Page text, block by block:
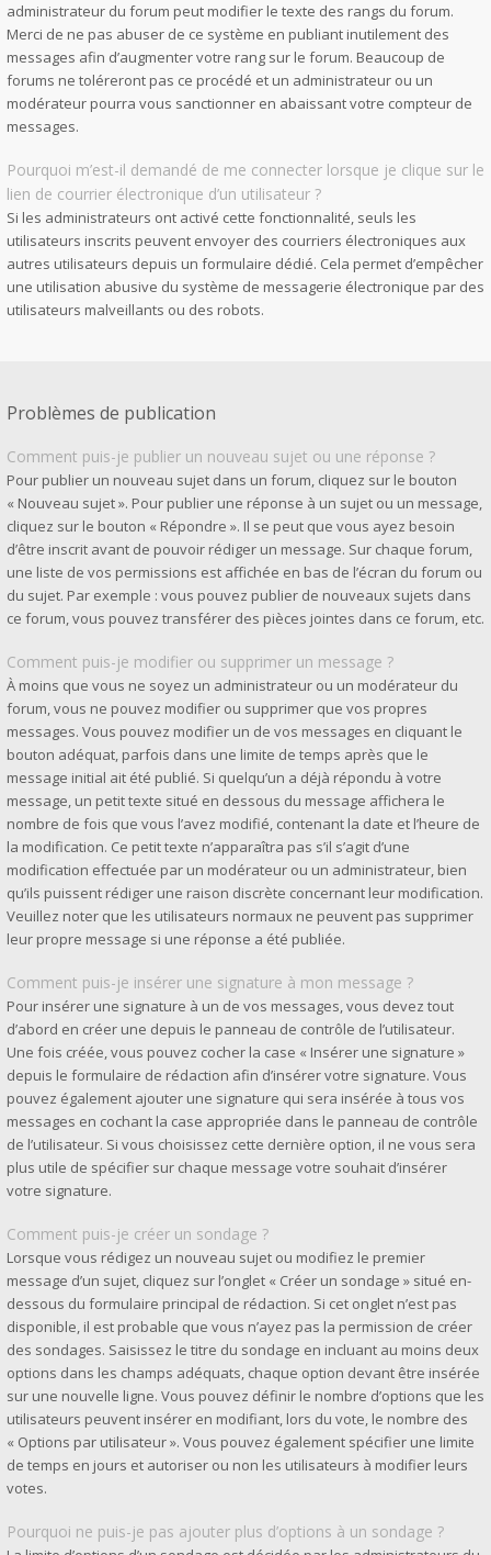
administrateur du forum peut modifier le texte des rangs du forum.
Merci de ne pas abuser de ce système en publiant inutilement des
messages afin d’augmenter votre rang sur le forum. Beaucoup de
forums ne toléreront pas ce procédé et un administrateur ou un
modérateur pourra vous sanctionner en abaissant votre compteur de
messages.
Pourquoi m’est-il demandé de me connecter lorsque je clique sur le
lien de courrier électronique d’un utilisateur ?
Si les administrateurs ont activé cette fonctionnalité, seuls les
utilisateurs inscrits peuvent envoyer des courriers électroniques aux
autres utilisateurs depuis un formulaire dédié. Cela permet d’empêcher
une utilisation abusive du système de messagerie électronique par des
utilisateurs malveillants ou des robots.
Problèmes de publication
Comment puis-je publier un nouveau sujet ou une réponse ?
Pour publier un nouveau sujet dans un forum, cliquez sur le bouton
« Nouveau sujet ». Pour publier une réponse à un sujet ou un message,
cliquez sur le bouton « Répondre ». Il se peut que vous ayez besoin
d’être inscrit avant de pouvoir rédiger un message. Sur chaque forum,
une liste de vos permissions est affichée en bas de l’écran du forum ou
du sujet. Par exemple : vous pouvez publier de nouveaux sujets dans
ce forum, vous pouvez transférer des pièces jointes dans ce forum, etc.
Comment puis-je modifier ou supprimer un message ?
À moins que vous ne soyez un administrateur ou un modérateur du
forum, vous ne pouvez modifier ou supprimer que vos propres
messages. Vous pouvez modifier un de vos messages en cliquant le
bouton adéquat, parfois dans une limite de temps après que le
message initial ait été publié. Si quelqu’un a déjà répondu à votre
message, un petit texte situé en dessous du message affichera le
nombre de fois que vous l’avez modifié, contenant la date et l’heure de
la modification. Ce petit texte n’apparaîtra pas s’il s’agit d’une
modification effectuée par un modérateur ou un administrateur, bien
qu’ils puissent rédiger une raison discrète concernant leur modification.
Veuillez noter que les utilisateurs normaux ne peuvent pas supprimer
leur propre message si une réponse a été publiée.
Comment puis-je insérer une signature à mon message ?
Pour insérer une signature à un de vos messages, vous devez tout
d’abord en créer une depuis le panneau de contrôle de l’utilisateur.
Une fois créée, vous pouvez cocher la case « Insérer une signature »
depuis le formulaire de rédaction afin d’insérer votre signature. Vous
pouvez également ajouter une signature qui sera insérée à tous vos
messages en cochant la case appropriée dans le panneau de contrôle
de l’utilisateur. Si vous choisissez cette dernière option, il ne vous sera
plus utile de spécifier sur chaque message votre souhait d’insérer
votre signature.
Comment puis-je créer un sondage ?
Lorsque vous rédigez un nouveau sujet ou modifiez le premier
message d’un sujet, cliquez sur l’onglet « Créer un sondage » situé en-
dessous du formulaire principal de rédaction. Si cet onglet n’est pas
disponible, il est probable que vous n’ayez pas la permission de créer
des sondages. Saisissez le titre du sondage en incluant au moins deux
options dans les champs adéquats, chaque option devant être insérée
sur une nouvelle ligne. Vous pouvez définir le nombre d’options que les
utilisateurs peuvent insérer en modifiant, lors du vote, le nombre des
« Options par utilisateur ». Vous pouvez également spécifier une limite
de temps en jours et autoriser ou non les utilisateurs à modifier leurs
votes.
Pourquoi ne puis-je pas ajouter plus d’options à un sondage ?